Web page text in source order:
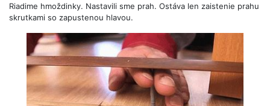
Riadime hmoždinky. Nastavili sme prah. Ostáva len zaistenie prahu
skrutkami so zapustenou hlavou.